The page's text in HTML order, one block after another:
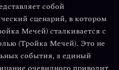
собой
сценарий, в котором
Мечей) сталкивается с
(Тройка Мечей). Это не
события, а единый